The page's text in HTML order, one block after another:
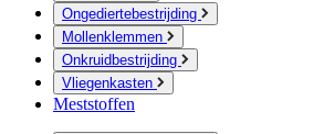
Ongediertebestrijding
Mollenklemmen
Onkruidbestrijding
Vliegenkasten
Meststoffen